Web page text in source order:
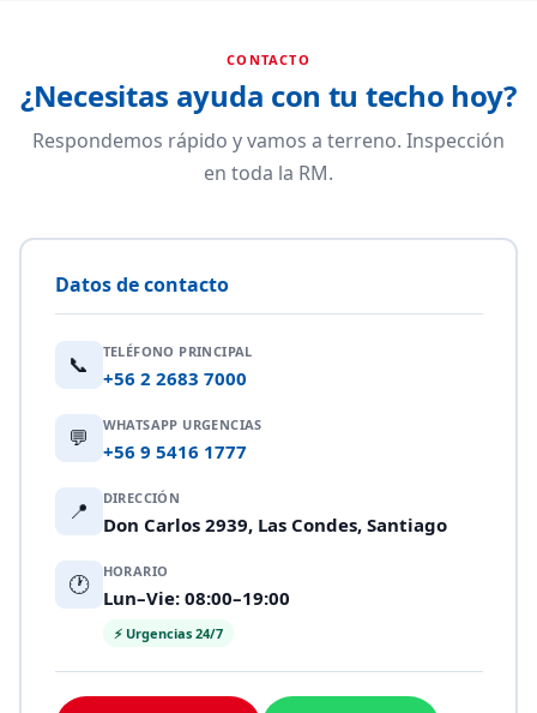
CONTACTO
¿Necesitas ayuda con tu techo hoy?
Respondemos rápido y vamos a terreno. Inspección
en toda la RM.
Datos de contacto
📞 TELÉFONO PRINCIPAL
+56 2 2683 7000
💬 WHATSAPP URGENCIAS
+56 9 5416 1777
📍 DIRECCIÓN
Don Carlos 2939, Las Condes, Santiago
🕐 HORARIO
Lun–Vie: 08:00–19:00
⚡ Urgencias 24/7